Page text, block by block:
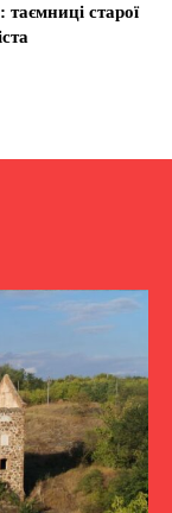
старої